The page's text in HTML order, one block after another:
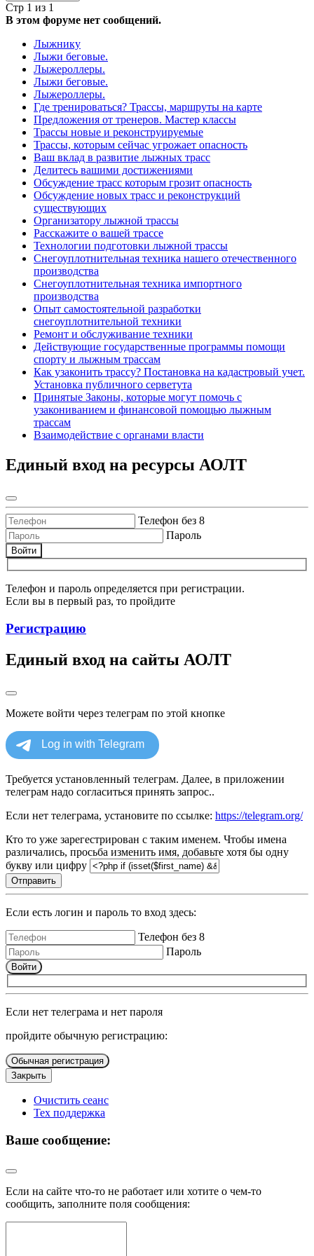
Стр 1 из 1
В этом форуме нет сообщений.
Лыжнику
Лыжи беговые.
Лыжероллеры.
Лыжи беговые.
Лыжероллеры.
Где тренироваться? Трассы, маршруты на карте
Предложения от тренеров. Мастер классы
Трассы новые и реконструируемые
Трассы, которым сейчас угрожает опасность
Ваш вклад в развитие лыжных трасс
Делитесь вашими достижениями
Обсуждение трасс которым грозит опасность
Обсуждение новых трасс и реконструкций
существующих
Организатору лыжной трассы
Расскажите о вашей трассе
Технологии подготовки лыжной трассы
Снегоуплотнительная техника нашего отечественного
производства
Снегоуплотнительная техника импортного
производства
Опыт самостоятельной разработки
снегоуплотнительной техники
Ремонт и обслуживание техники
Действующие государственные программы помощи
спорту и лыжным трассам
Как узаконить трассу? Постановка на кадастровый учет.
Установка публичного серветута
Принятые Законы, которые могут помочь с
узакониванием и финансовой помощью лыжным
трассам
Взаимодействие с органами власти
Единый вход на ресурсы АОЛТ
Телефон без 8
Пароль
Войти
Телефон и пароль определяется при регистрации.
Если вы в первый раз, то пройдите
Регистрацию
Единый вход на сайты АОЛТ
Можете войти через телеграм по этой кнопке
Требуется установленный телеграм. Далее, в приложении
телеграм надо согласиться принять запрос..
Если нет телеграма, установите по ссылке: https://telegram.org/
Кто то уже зарегестрирован с таким именем. Чтобы имена
различались, просьба изменить имя, добавьте хотя бы одну
букву или цифру
Отправить
Если есть логин и пароль то вход здесь:
Телефон без 8
Пароль
Войти
Если нет телеграма и нет пароля
пройдите обычную регистрацию:
Обычная регистрация
Закрыть
Очистить сеанс
Тех поддержка
Ваше сообщение:
Если на сайте что-то не работает или хотите о чем-то
сообщить, заполните поля сообщения: